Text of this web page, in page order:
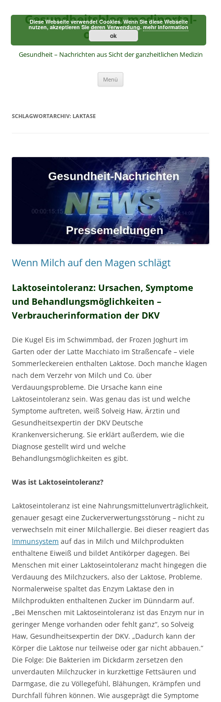
springen
Gesundheitsblog-mediportal-
online.de
Gesundheit – Nachrichten aus Sicht der ganzheitlichen Medizin
Menü
SCHLAGWORTARCHIV: LAKTASE
Wenn Milch auf den Magen schlägt
Laktoseintoleranz: Ursachen, Symptome
und Behandlungsmöglichkeiten –
Verbraucherinformation der DKV
Die Kugel Eis im Schwimmbad, der Frozen Joghurt im
Garten oder der Latte Macchiato im Straßencafe – viele
Sommerleckereien enthalten Laktose. Doch manche klagen
nach dem Verzehr von Milch und Co. über
Verdauungsprobleme. Die Ursache kann eine
Laktoseintoleranz sein. Was genau das ist und welche
Symptome auftreten, weiß Solveig Haw, Ärztin und
Gesundheitsexpertin der DKV Deutsche
Krankenversicherung. Sie erklärt außerdem, wie die
Diagnose gestellt wird und welche
Behandlungsmöglichkeiten es gibt.
Was ist Laktoseintoleranz?
Laktoseintoleranz ist eine Nahrungsmittelunverträglichkeit,
genauer gesagt eine Zuckerverwertungsstörung – nicht zu
verwechseln mit einer Milchallergie. Bei dieser reagiert das
Immunsystem auf das in Milch und Milchprodukten
enthaltene Eiweiß und bildet Antikörper dagegen. Bei
Menschen mit einer Laktoseintoleranz macht hingegen die
Verdauung des Milchzuckers, also der Laktose, Probleme.
Normalerweise spaltet das Enzym Laktase den in
Milchprodukten enthaltenen Zucker im Dünndarm auf.
„Bei Menschen mit Laktoseintoleranz ist das Enzym nur in
geringer Menge vorhanden oder fehlt ganz“, so Solveig
Haw, Gesundheitsexpertin der DKV. „Dadurch kann der
Körper die Laktose nur teilweise oder gar nicht abbauen.“
Die Folge: Die Bakterien im Dickdarm zersetzen den
unverdauten Milchzucker in kurzkettige Fettsäuren und
Darmgase, die zu Völlegefühl, Blähungen, Krämpfen und
Durchfall führen können. Wie ausgeprägt die Symptome
Diese Webseite verwendet Cookies. Wenn Sie diese Webseite
nutzen, akzeptieren Sie deren Verwendung.mehr Information
ok